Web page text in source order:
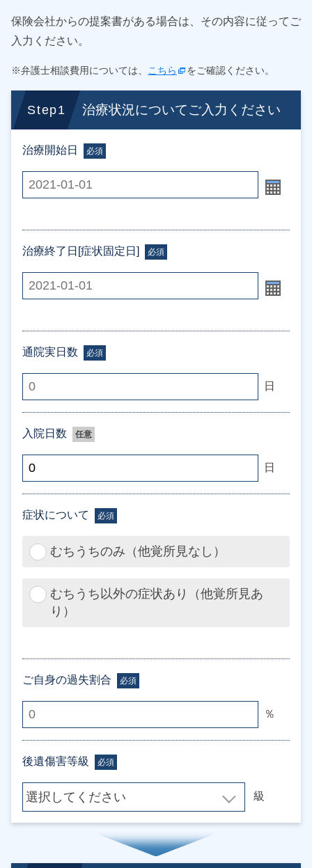
保険会社からの提案書がある場合は、その内容に従ってご
入力ください。
※弁護士相談費用については、 こちら をご確認ください。
Step1 治療状況についてご入力ください
治療開始日 必須
治療終了日[症状固定日] 必須
通院実日数 必須
日
入院日数 任意
日
症状について 必須
むちうちのみ（他覚所見なし）
むちうち以外の症状あり（他覚所見あ
り）
ご自身の過失割合 必須
％
後遺傷害等級 必須
級